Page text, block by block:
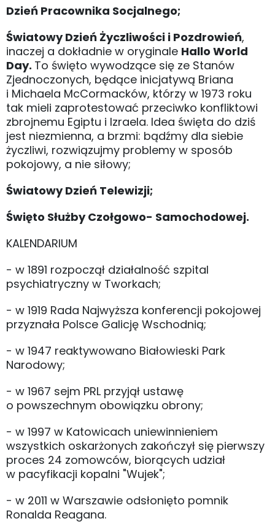
Dzień Pracownika Socjalnego;
Światowy Dzień Życzliwości i Pozdrowień,
inaczej a dokładnie w oryginale Hallo World
Day. To święto wywodzące się ze Stanów
Zjednoczonych, będące inicjatywą Briana
i Michaela McCormacków, którzy w 1973 roku
tak mieli zaprotestować przeciwko konfliktowi
zbrojnemu Egiptu i Izraela. Idea święta do dziś
jest niezmienna, a brzmi: bądźmy dla siebie
życzliwi, rozwiązujmy problemy w sposób
pokojowy, a nie siłowy;
Światowy Dzień Telewizji;
Święto Służby Czołgowo- Samochodowej.
KALENDARIUM
- w 1891 rozpoczął działalność szpital
psychiatryczny w Tworkach;
- w 1919 Rada Najwyższa konferencji pokojowej
przyznała Polsce Galicję Wschodnią;
- w 1947 reaktywowano Białowieski Park
Narodowy;
- w 1967 sejm PRL przyjął ustawę
o powszechnym obowiązku obrony;
- w 1997 w Katowicach uniewinnieniem
wszystkich oskarżonych zakończył się pierwszy
proces 24 zomowców, biorących udział
w pacyfikacji kopalni "Wujek";
- w 2011 w Warszawie odsłonięto pomnik
Ronalda Reagana.